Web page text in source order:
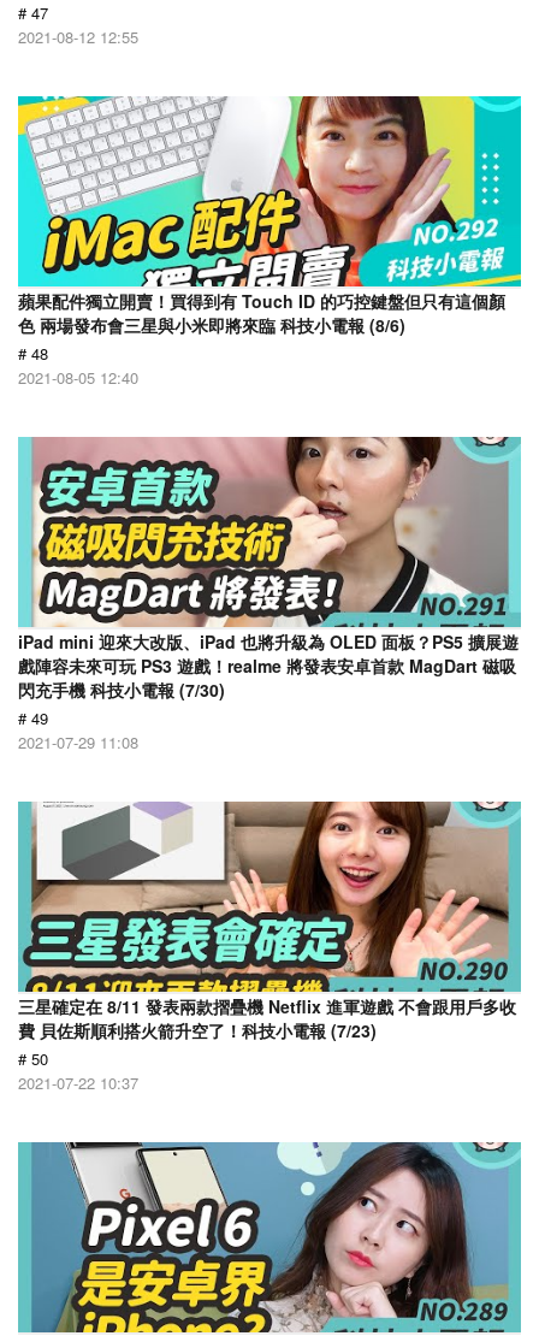
# 47
2021-08-12 12:55
蘋果配件獨立開賣！買得到有 Touch ID 的巧控鍵盤但只有這個顏
色 兩場發布會三星與小米即將來臨 科技小電報 (8/6)
# 48
2021-08-05 12:40
iPad mini 迎來大改版、iPad 也將升級為 OLED 面板？PS5 擴展遊
戲陣容未來可玩 PS3 遊戲！realme 將發表安卓首款 MagDart 磁吸
閃充手機 科技小電報 (7/30)
# 49
2021-07-29 11:08
三星確定在 8/11 發表兩款摺疊機 Netflix 進軍遊戲 不會跟用戶多收
費 貝佐斯順利搭火箭升空了！科技小電報 (7/23)
# 50
2021-07-22 10:37